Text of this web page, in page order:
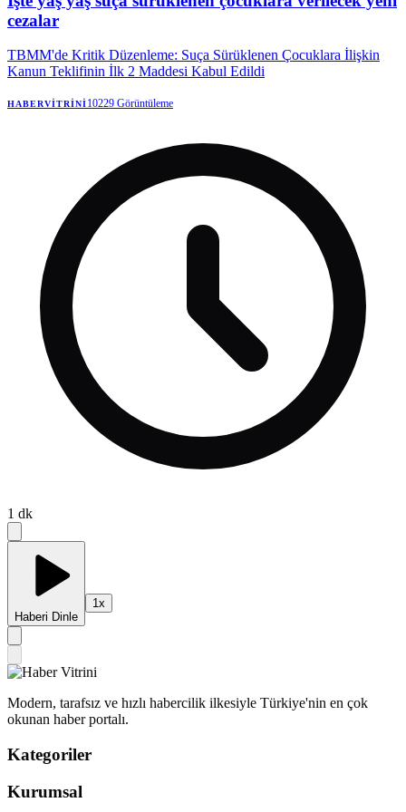
cezalar
TBMM'de Kritik Düzenleme: Suça Sürüklenen Çocuklara İlişkin
Kanun Teklifinin İlk 2 Maddesi Kabul Edildi
HABERVITRINI10229 Görüntüleme
1 dk
Haberi Dinle
1x
Modern, tarafsız ve hızlı habercilik ilkesiyle Türkiye'nin en çok
okunan haber portalı.
Kategoriler
Kurumsal